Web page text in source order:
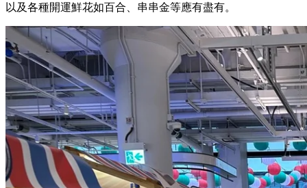
以及各種開運鮮花如百合、串串金等應有盡有。